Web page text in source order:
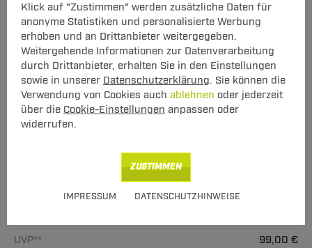
Klick auf "Zustimmen" werden zusätzliche Daten für
anonyme Statistiken und personalisierte Werbung
erhoben und an Drittanbieter weitergegeben.
Weitergehende Informationen zur Datenverarbeitung
durch Drittanbieter, erhalten Sie in den Einstellungen
sowie in unserer Datenschutzerklärung. Sie können die
Verwendung von Cookies auch ablehnen oder jederzeit
über die Cookie-Einstellungen anpassen oder
widerrufen.
IMPRESSUM DATENSCHUTZHINWEISE
ZUSTIMMEN
Elektrosatz 7-pol. von TowTec: Fiat
Strada Typ 178
Universeller 7-poliger Elektrosatz
Art.-Nr.
Hinweise beachten
UVP**
99,00 €